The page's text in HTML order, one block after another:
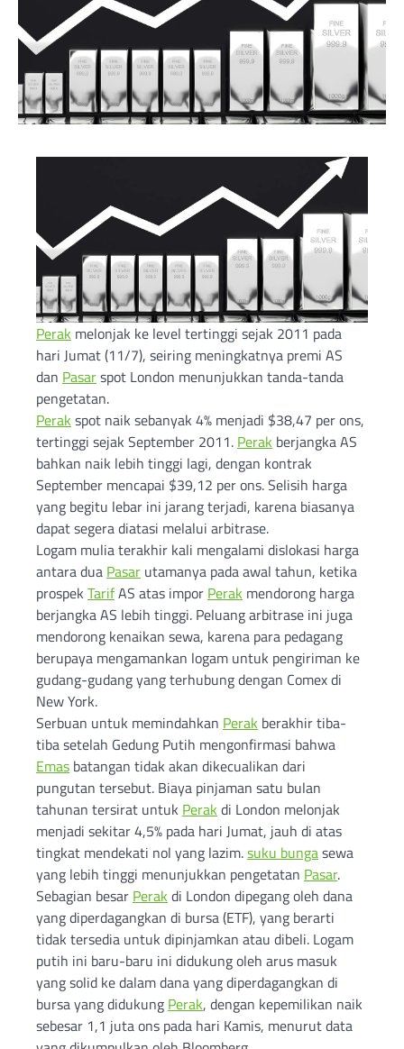
Perak melonjak ke level tertinggi sejak 2011 pada
hari Jumat (11/7), seiring meningkatnya premi AS
dan Pasarspot London menunjukkan tanda-tanda
pengetatan.
Perak spot naik sebanyak 4% menjadi $38,47 per ons,
tertinggi sejak September 2011. Perak berjangka AS
bahkan naik lebih tinggi lagi, dengan kontrak
September mencapai $39,12 per ons. Selisih harga
yang begitu lebar ini jarang terjadi, karena biasanya
dapat segera diatasi melalui arbitrase.
Logam mulia terakhir kali mengalami dislokasi harga
antara dua Pasar utamanya pada awal tahun, ketika
prospek TarifAS atas impor Perak mendorong harga
berjangka AS lebih tinggi. Peluang arbitrase ini juga
mendorong kenaikan sewa, karena para pedagang
berupaya mengamankan logam untuk pengiriman ke
gudang-gudang yang terhubung dengan Comex di
New York.
Serbuan untuk memindahkan Perak berakhir tiba-
tiba setelah Gedung Putih mengonfirmasi bahwa
Emas batangan tidak akan dikecualikan dari
pungutan tersebut. Biaya pinjaman satu bulan
tahunan tersirat untuk Perak di London melonjak
menjadi sekitar 4,5% pada hari Jumat, jauh di atas
tingkat mendekati nol yang lazim.suku bungasewa
yang lebih tinggi menunjukkan pengetatan Pasar.
Sebagian besar Perak di London dipegang oleh dana
yang diperdagangkan di bursa (ETF), yang berarti
tidak tersedia untuk dipinjamkan atau dibeli. Logam
putih ini baru-baru ini didukung oleh arus masuk
yang solid ke dalam dana yang diperdagangkan di
bursa yang didukung Perak, dengan kepemilikan naik
sebesar 1,1 juta ons pada hari Kamis, menurut data